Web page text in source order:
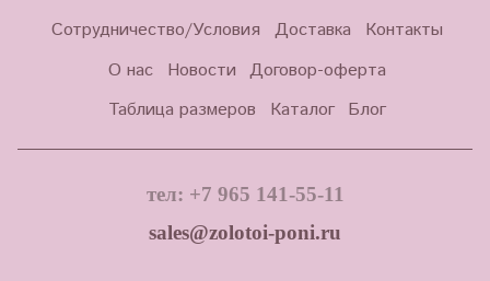
Сотрудничество/Условия Доставка
Контакты
О нас
Новости Договор-оферта
Таблица размеров
Каталог Блог
тел: +7 965 141-55-11
sales@zolotoi-poni.ru